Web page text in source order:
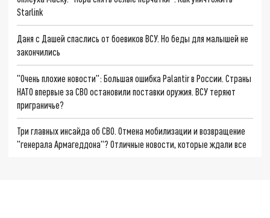
Starlink
Даня с Дашей спаслись от боевиков ВСУ. Но беды для малышей не
закончились
"Очень плохие новости": Большая ошибка Palantir в России. Страны
НАТО впервые за СВО остановили поставки оружия. ВСУ теряют
приграничье?
Три главных инсайда об СВО. Отмена мобилизации и возвращение
"генерала Армагеддона"? Отличные новости, которые ждали все